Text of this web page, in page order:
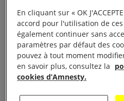
Cela entraîne une
oppression quotidiennes.
otage la vie de ces
Le pays a également
de lois militaires destinées
En cliquant sur « OK
accord pour l'utilisation de ces
également continuer sans
paramètres par défaut des
pouvez à tout moment
en savoir plus, consultez la
cookies d’Amnesty.